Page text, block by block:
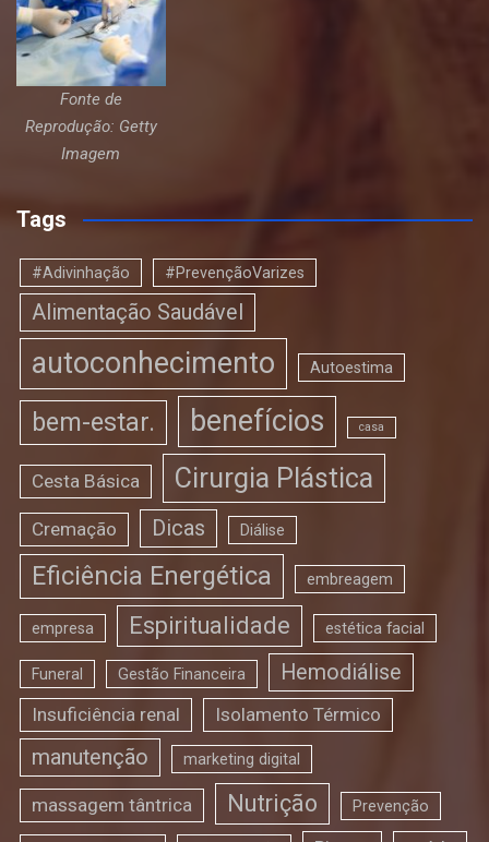
Fonte de
Reprodução: Getty
Imagem
Tags
#Adivinhação #PrevençãoVarizes
Alimentação Saudável
autoconhecimento Autoestima
bem-estar. benefícios casa
Cesta Básica Cirurgia Plástica
Cremação Dicas Diálise
Eficiência Energética embreagem
empresa Espiritualidade estética facial
Funeral Gestão Financeira Hemodiálise
Insuficiência renal Isolamento Térmico
manutenção marketing digital
massagem tântrica Nutrição Prevenção